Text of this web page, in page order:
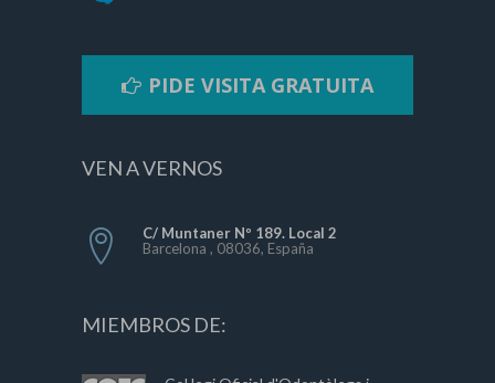
PIDE VISITA GRATUITA
VEN A VERNOS
C/ Muntaner Nº 189. Local 2
Barcelona , 08036, España
MIEMBROS DE: